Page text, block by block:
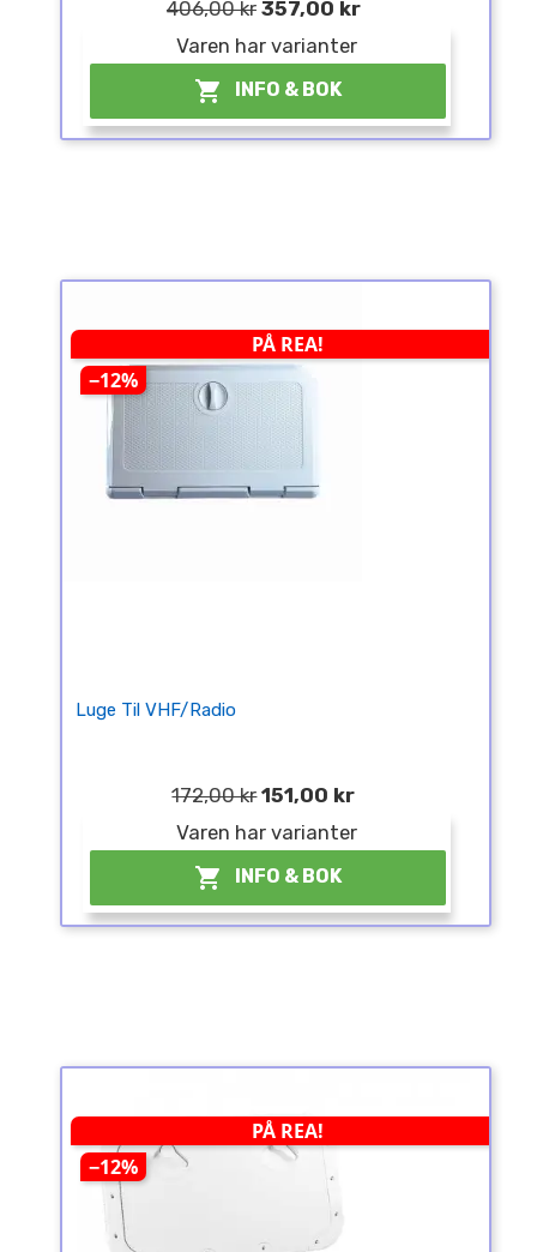
406,00 kr 357,00 kr
Varen har varianter
 INFO & BOK
PÅ REA!
−12%
Luge Til VHF/Radio
172,00 kr 151,00 kr
Varen har varianter
 INFO & BOK
PÅ REA!
−12%